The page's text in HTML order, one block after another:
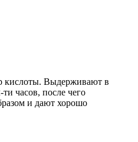
кислоты. Выдерживают в
часов, после чего
и дают хорошо